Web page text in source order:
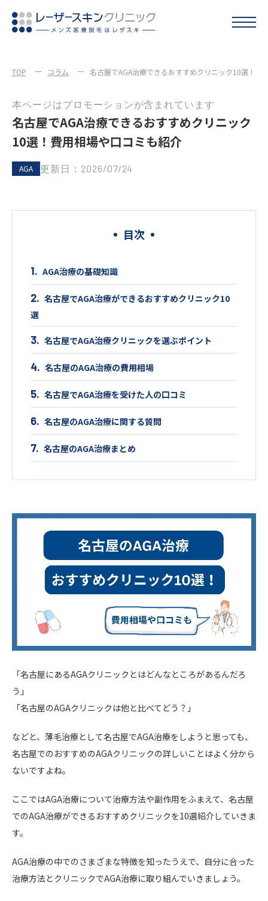
TOP コラム 名古屋でAGA治療できるおすすめクリニック10選！費
本ページはプロモーションが含まれています
名古屋でAGA治療できるおすすめクリニック
10選！費用相場や口コミも紹介
AGA 更新日：2026/07/24
目次
AGA治療の基礎知識
名古屋でAGA治療ができるおすすめクリニック10
選
名古屋でAGA治療クリニックを選ぶポイント
名古屋のAGA治療の費用相場
名古屋でAGA治療を受けた人の口コミ
名古屋のAGA治療に関する質問
名古屋のAGA治療まとめ
「名古屋にあるAGAクリニックとはどんなところがあるんだろ
う」
「名古屋のAGAクリニックは他と比べてどう？」
などと、薄毛治療として名古屋でAGA治療をしようと思っても、
名古屋でのおすすめのAGAクリニックの詳しいことはよく分から
ないですよね。
ここではAGA治療について治療方法や副作用をふまえて、名古屋
でのAGA治療ができるおすすめクリニックを10選紹介していきま
す。
AGA治療の中でのさまざまな特徴を知ったうえで、自分に合った
治療方法とクリニックでAGA治療に取り組んでいきましょう。